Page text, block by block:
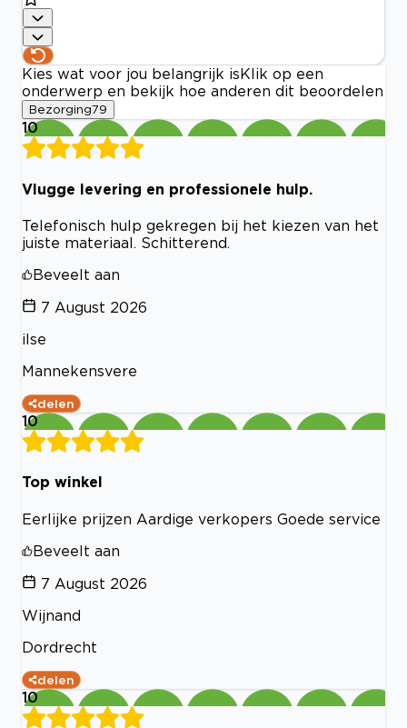
Kies wat voor jou belangrijk is Klik op een
onderwerp en bekijk hoe anderen dit beoordelen
Bezorging79
10
Vlugge levering en professionele hulp.
Telefonisch hulp gekregen bij het kiezen van het
juiste materiaal. Schitterend.
Beveelt aan
7 August 2026
ilse
Mannekensvere
delen
10
Top winkel
Eerlijke prijzen Aardige verkopers Goede service
Beveelt aan
7 August 2026
Wijnand
Dordrecht
delen
10